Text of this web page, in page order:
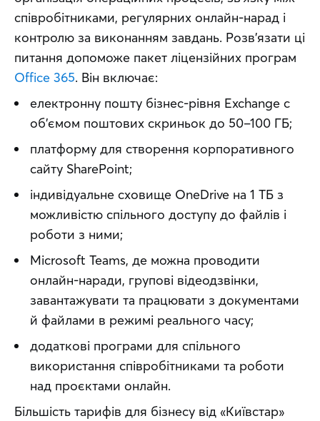
співробітниками, регулярних онлайн-нарад і
контролю за виконанням завдань. Розв’язати ці
Office 365. Він включає:
електронну пошту бізнес-рівня Exchange c
об’ємом поштових скриньок до 50–100 ГБ;
платформу для створення корпоративного
сайту SharePoint;
індивідуальне сховище OneDrive на 1 ТБ з
можливістю спільного доступу до файлів і
роботи з ними;
Microsoft Teams, де можна проводити
онлайн-наради, групові відеодзвінки,
завантажувати та працювати з документами
й файлами в режимі реального часу;
додаткові програми для спільного
використання співробітниками та роботи
над проєктами онлайн.
Більшість тарифів для бізнесу від «Київстар»